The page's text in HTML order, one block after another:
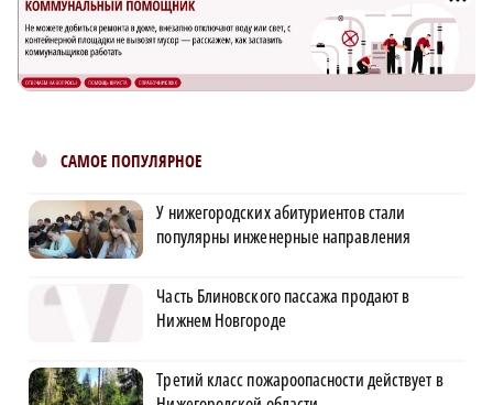
САМОЕ ПОПУЛЯРНОЕ
У нижегородских абитуриентов стали
популярны инженерные направления
Часть Блиновского пассажа продают в
Нижнем Новгороде
Третий класс пожароопасности действует в